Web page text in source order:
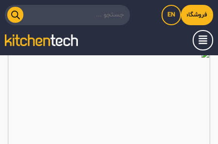
فروشگاه اینترنتی کیت‌لاین
EN